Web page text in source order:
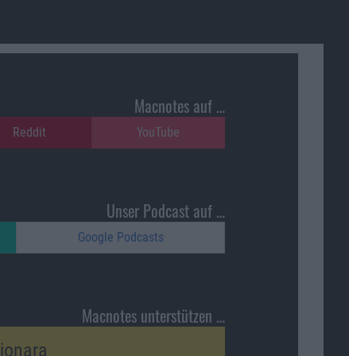
Macnotes auf …
Reddit YouTube
Unser Podcast auf …
Google Podcasts
Macnotes unterstützen …